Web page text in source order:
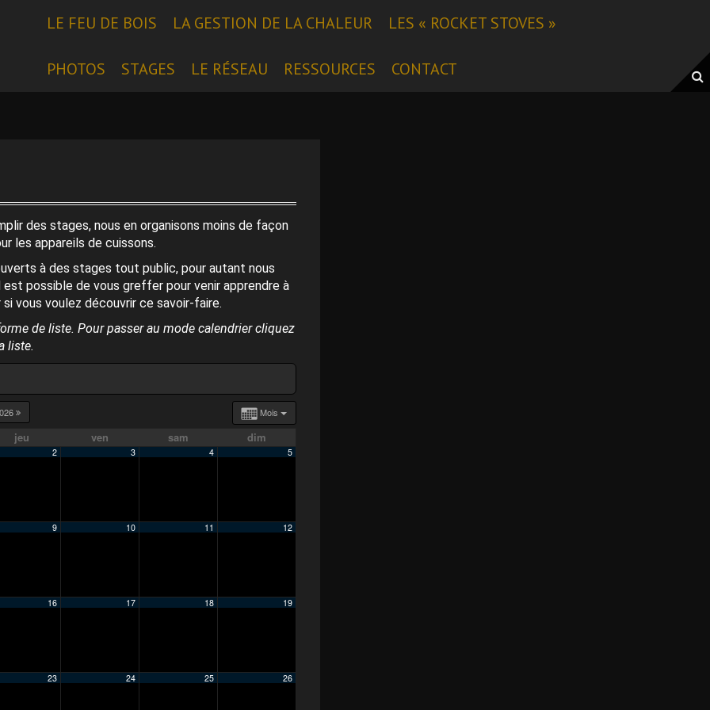
LE FEU DE BOIS LA GESTION DE LA CHALEUR LES « ROCKET STOVES »
PHOTOS STAGES LE RÉSEAU RESSOURCES CONTACT
des stages, nous en organisons moins de façon
les appareils de cuissons.
à des stages tout public, pour autant nous
possible de vous greffer pour venir apprendre à
vous voulez découvrir ce savoir-faire.
de liste. Pour passer au mode calendrier cliquez
liste.
Mois
jeu ven sam dim
2 3 4 5
9 10 11 12
16 17 18 19
23 24 25 26